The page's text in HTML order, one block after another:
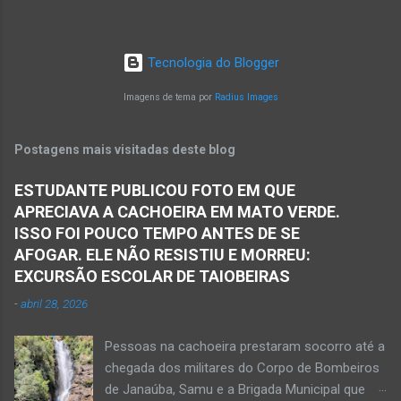
assassinato foi preso pela Políci...
de dezembro. Uma mulher morreu e sete
pessoas ficaram feridas nesse acidente no
trecho entre Matias Cardoso e Jaíba. Uma
as informações acerca desse acidente. A 3ª
designou um perito para realizar os serviços de
perícia os quais serão anexados ao Inquérito
Policial. De acordo com informações da polícia,
o veículo transitava no sentido Matias Cardoso
para Jaíba. O acidente foi em trecho distante
Norte de Minas. Ainda segundo a polícia, o
veículo transportava pessoas...
Tecnologia do Blogger
Imagens de tema por Radius Images
Postagens mais visitadas deste blog
ESTUDANTE PUBLICOU FOTO EM QUE
APRECIAVA A CACHOEIRA EM MATO VERDE.
ISSO FOI POUCO TEMPO ANTES DE SE
AFOGAR. ELE NÃO RESISTIU E MORREU:
EXCURSÃO ESCOLAR DE TAIOBEIRAS
-abril 28, 2026
Pessoas na cachoeira prestaram socorro até a
chegada dos militares do Corpo de Bombeiros
de Janaúba, Samu e a Brigada Municipal que